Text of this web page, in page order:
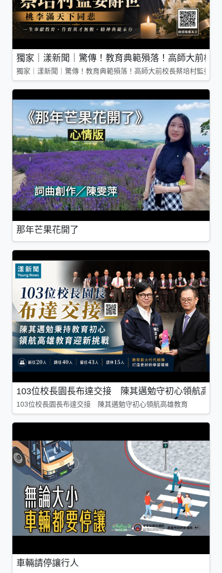
獨家｜漾新聞｜驚傳！教育典範殞落！高師大前校
獨家｜漾新聞｜驚傳！教育典範殞落！高師大前校長蔡培村監委
那年芒果花開了
103位校長園長布達交接 陳其邁勉守初心領航高雄
103位校長園長布達交接 陳其邁勉守初心領航高雄教育
車輛請停讓行人